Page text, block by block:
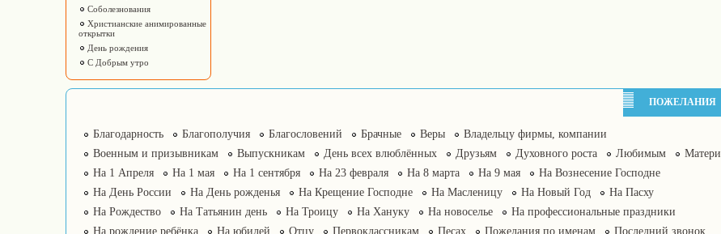
Соболезнования
Христианские анимированные
открытки
День рождения
С Добрым утро
ПОЖЕЛАНИЯ
Благодарность Благополучия Благословений Брачные Веры
Владельцу фирмы, компании
Военным и призывникам
Выпускникам День всех влюблённых Друзьям Духовного роста Любимым
Матери
На 1 Апреля
На 1 мая На 1 сентября На 23 февраля На 8 марта На 9 мая
На Вознесение Господне
На День России
На День рожденья На Крещение Господне На Масленицу На Новый Год
На Пасху
На Рождество
На Татьянин день На Троицу На Хануку На новоселье
На профессиональные праздники
На рождение ребёнка
На юбилей Отцу Первоклассникам Песах Пожелания по именам Последний звонок